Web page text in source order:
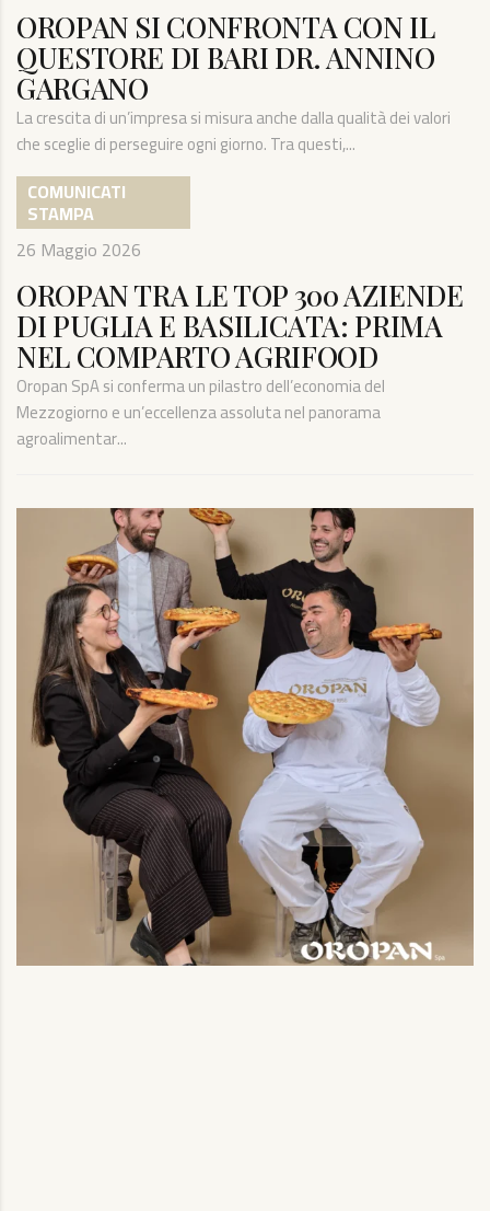
OROPAN SI CONFRONTA CON IL
QUESTORE DI BARI DR. ANNINO
GARGANO
La crescita di un’impresa si misura anche dalla qualità dei valori
che sceglie di perseguire ogni giorno. Tra questi,...
COMUNICATI
STAMPA
26 Maggio 2026
OROPAN TRA LE TOP 300 AZIENDE
DI PUGLIA E BASILICATA: PRIMA
NEL COMPARTO AGRIFOOD
Oropan SpA si conferma un pilastro dell’economia del
Mezzogiorno e un’eccellenza assoluta nel panorama
agroalimentar...